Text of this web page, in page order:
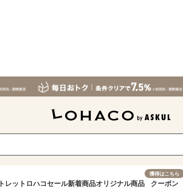
レット ロハコセール新着商品オリジナル商品
獲得はこちら
クーポン